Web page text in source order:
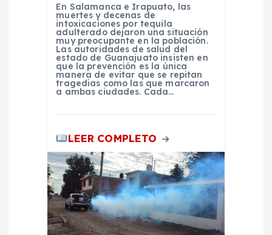
En Salamanca e Irapuato, las
muertes y decenas de
intoxicaciones por tequila
adulterado dejaron una situación
muy preocupante en la población.
Las autoridades de salud del
estado de Guanajuato insisten en
que la prevención es la única
manera de evitar que se repitan
tragedias como las que marcaron
a ambas ciudades. Cada…
LEER COMPLETO